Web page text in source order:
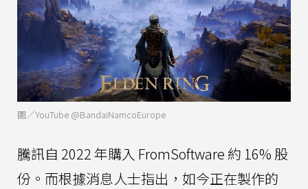
圖／YouTube @BandaiNamcoEurope
騰訊自 2022 年購入 FromSoftware 約 16% 股
份。而根據消息人士指出，如今正在製作的